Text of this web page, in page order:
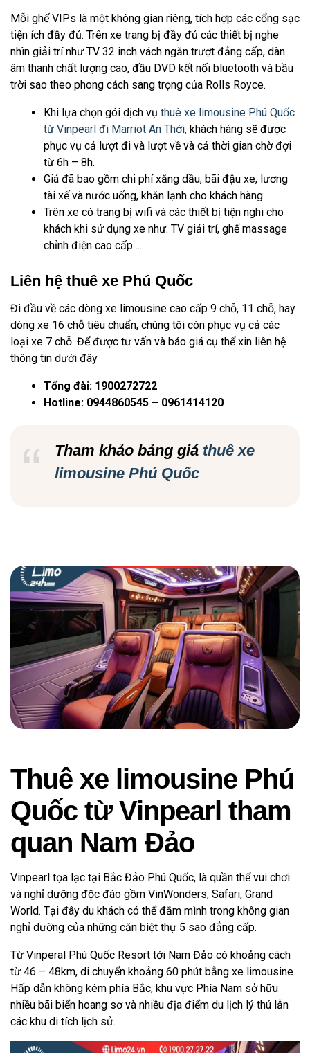
Mỗi ghế VIPs là một không gian riêng, tích hợp các cổng sạc
tiện ích đầy đủ. Trên xe trang bị đầy đủ các thiết bị nghe
nhìn giải trí như TV 32 inch vách ngăn trượt đẳng cấp, dàn
âm thanh chất lượng cao, đầu DVD kết nối bluetooth và bầu
trời sao theo phong cách sang trọng của Rolls Royce.
Khi lựa chọn gói dịch vụ thuê xe limousine Phú Quốc
từ Vinpearl đi Marriot An Thới, khách hàng sẽ được
phục vụ cả lượt đi và lượt về và cả thời gian chờ đợi
từ 6h – 8h.
Giá đã bao gồm chi phí xăng dầu, bãi đậu xe, lương
tài xế và nước uống, khăn lạnh cho khách hàng.
Trên xe có trang bị wifi và các thiết bị tiện nghi cho
khách khi sử dụng xe như: TV giải trí, ghế massage
chỉnh điện cao cấp….
Liên hệ thuê xe Phú Quốc
Đi đầu về các dòng xe limousine cao cấp 9 chỗ, 11 chỗ, hay
dòng xe 16 chỗ tiêu chuẩn, chúng tôi còn phục vụ cả các
loại xe 7 chỗ. Để được tư vấn và báo giá cụ thể xin liên hệ
thông tin dưới đây
Tổng đài: 1900272722
Hotline: 0944860545 – 0961414120
Tham khảo bảng giá thuê xe
limousine Phú Quốc
Thuê xe limousine Phú
Quốc từ Vinpearl tham
quan Nam Đảo
Vinpearl tọa lạc tại Bắc Đảo Phú Quốc, là quần thể vui chơi
và nghỉ dưỡng độc đáo gồm VinWonders, Safari, Grand
World. Tại đây du khách có thể đắm mình trong không gian
nghỉ dưỡng của những căn biệt thự 5 sao đẳng cấp.
Từ Vinperal Phú Quốc Resort tới Nam Đảo có khoảng cách
từ 46 – 48km, di chuyển khoảng 60 phút bằng xe limousine.
Hấp dẫn không kém phía Bắc, khu vực Phía Nam sở hữu
nhiều bãi biển hoang sơ và nhiều địa điểm du lịch lý thú lẫn
các khu di tích lịch sử.